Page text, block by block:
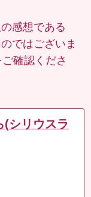
感想である
ではございま
ご確認くださ
(シリウスラ